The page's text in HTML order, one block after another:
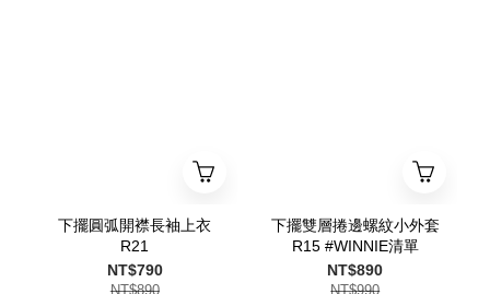
下擺圓弧開襟長袖上衣
R21
NT$790
NT$890
下擺雙層捲邊螺紋小外套
R15 #WINNIE清單
NT$890
NT$990